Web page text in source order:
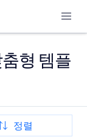
형 템플
정렬